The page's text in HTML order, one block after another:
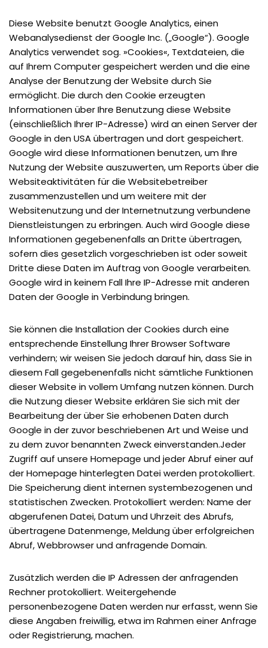
Diese Website benutzt Google Analytics, einen
Webanalysedienst der Google Inc. („Google“). Google
Analytics verwendet sog. »Cookies«, Textdateien, die
auf Ihrem Computer gespeichert werden und die eine
Analyse der Benutzung der Website durch Sie
ermöglicht. Die durch den Cookie erzeugten
Informationen über Ihre Benutzung diese Website
(einschließlich Ihrer IP-Adresse) wird an einen Server der
Google in den USA übertragen und dort gespeichert.
Google wird diese Informationen benutzen, um Ihre
Nutzung der Website auszuwerten, um Reports über die
Websiteaktivitäten für die Websitebetreiber
zusammenzustellen und um weitere mit der
Websitenutzung und der Internetnutzung verbundene
Dienstleistungen zu erbringen. Auch wird Google diese
Informationen gegebenenfalls an Dritte übertragen,
sofern dies gesetzlich vorgeschrieben ist oder soweit
Dritte diese Daten im Auftrag von Google verarbeiten.
Google wird in keinem Fall Ihre IP-Adresse mit anderen
Daten der Google in Verbindung bringen.
Sie können die Installation der Cookies durch eine
entsprechende Einstellung Ihrer Browser Software
verhindern; wir weisen Sie jedoch darauf hin, dass Sie in
diesem Fall gegebenenfalls nicht sämtliche Funktionen
dieser Website in vollem Umfang nutzen können. Durch
die Nutzung dieser Website erklären Sie sich mit der
Bearbeitung der über Sie erhobenen Daten durch
Google in der zuvor beschriebenen Art und Weise und
zu dem zuvor benannten Zweck einverstanden.Jeder
Zugriff auf unsere Homepage und jeder Abruf einer auf
der Homepage hinterlegten Datei werden protokolliert.
Die Speicherung dient internen systembezogenen und
statistischen Zwecken. Protokolliert werden: Name der
abgerufenen Datei, Datum und Uhrzeit des Abrufs,
übertragene Datenmenge, Meldung über erfolgreichen
Abruf, Webbrowser und anfragende Domain.
Zusätzlich werden die IP Adressen der anfragenden
Rechner protokolliert. Weitergehende
personenbezogene Daten werden nur erfasst, wenn Sie
diese Angaben freiwillig, etwa im Rahmen einer Anfrage
oder Registrierung, machen.